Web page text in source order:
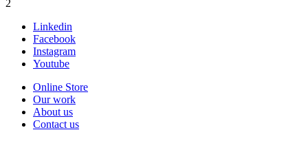
2
Linkedin
Facebook
Instagram
Youtube
Online Store
Our work
About us
Contact us